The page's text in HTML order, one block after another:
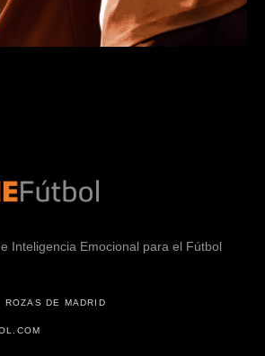
Inteligencia Emocional para el Fútbol
DE MADRID